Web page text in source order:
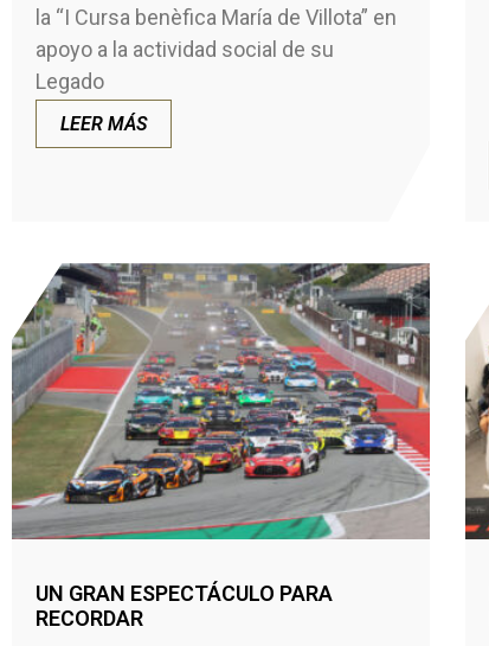
la “I Cursa benèfica María de Villota” en
apoyo a la actividad social de su
Legado
LEER MÁS
UN GRAN ESPECTÁCULO PARA
RECORDAR